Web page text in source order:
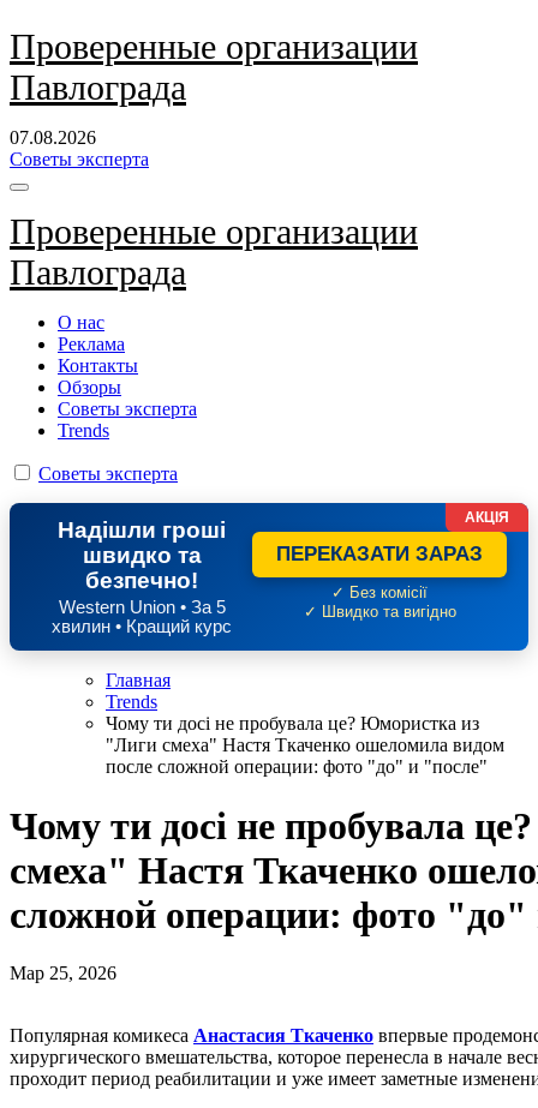
Перейти
к
содержанию
Проверенные организации
Павлограда
07.08.2026
Советы эксперта
Проверенные организации
Павлограда
О нас
Реклама
Контакты
Обзоры
Советы эксперта
Trends
Советы эксперта
Надішли гроші
швидко та
безпечно!
Western Union • За 5
хвилин • Кращий курс
ПЕРЕКАЗАТИ ЗАРАЗ
✓ Без комісії
✓ Швидко та вигідно
АКЦІЯ
Главная
Trends
Чому ти досі не пробувала це? Юмористка из
"Лиги смеха" Настя Ткаченко ошеломила видом
после сложной операции: фото "до" и "после"
Чому ти досі не пробувала
смеха" Настя Ткаченко
сложной операции: фото
Мар 25, 2026
Популярная комикеса Анастасия Ткаченко впервые
хирургического вмешательства, которое перенесла в начале
проходит период реабилитации и уже имеет заметные